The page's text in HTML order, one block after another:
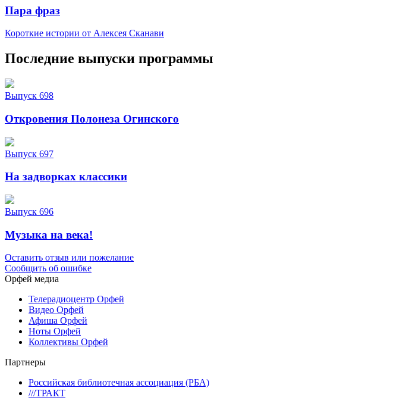
Пара фраз
Короткие истории от Алексея Сканави
Последние выпуски программы
Выпуск 698
Откровения Полонеза Огинского
Выпуск 697
На задворках классики
Выпуск 696
Музыка на века!
Оставить отзыв или пожелание
Сообщить об ошибке
Орфей медиа
Телерадиоцентр Орфей
Видео Орфей
Афиша Орфей
Ноты Орфей
Коллективы Орфей
Партнеры
Российская библиотечная ассоциация (РБА)
///ТРАКТ